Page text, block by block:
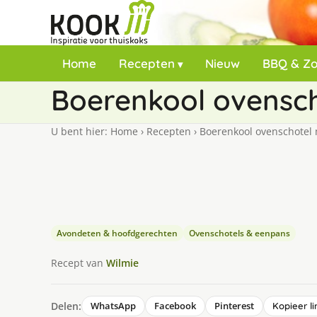
Home Recepten Nieuw BBQ &
Boerenkool
U bent hier: Home › Recepten › Boerenkool ovenschotel
Avondeten & hoofdgerechten Ovenschotels & eenpans
Recept van Wilmie
Delen: WhatsApp Facebook Pinterest Kopieer